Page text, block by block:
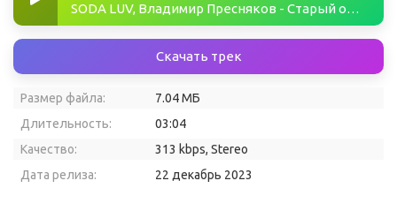
SODA LUV, Владимир Пресняков - Старый отель
Скачать трек
Размер файла:
7.04 МБ
Длительность:
03:04
Качество:
313 kbps, Stereo
Дата релиза:
22 декабрь 2023